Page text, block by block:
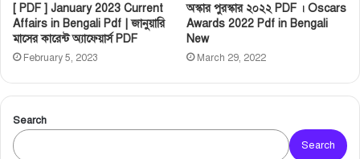
[ PDF ] January 2023 Current
Affairs in Bengali Pdf | জানুয়ারি
মাসের কারেন্ট অ্যাফেয়ার্স PDF
February 5, 2023
অস্কার পুরস্কার ২০২২ PDF । Oscars
Awards 2022 Pdf in Bengali
New
March 29, 2022
Search
Search